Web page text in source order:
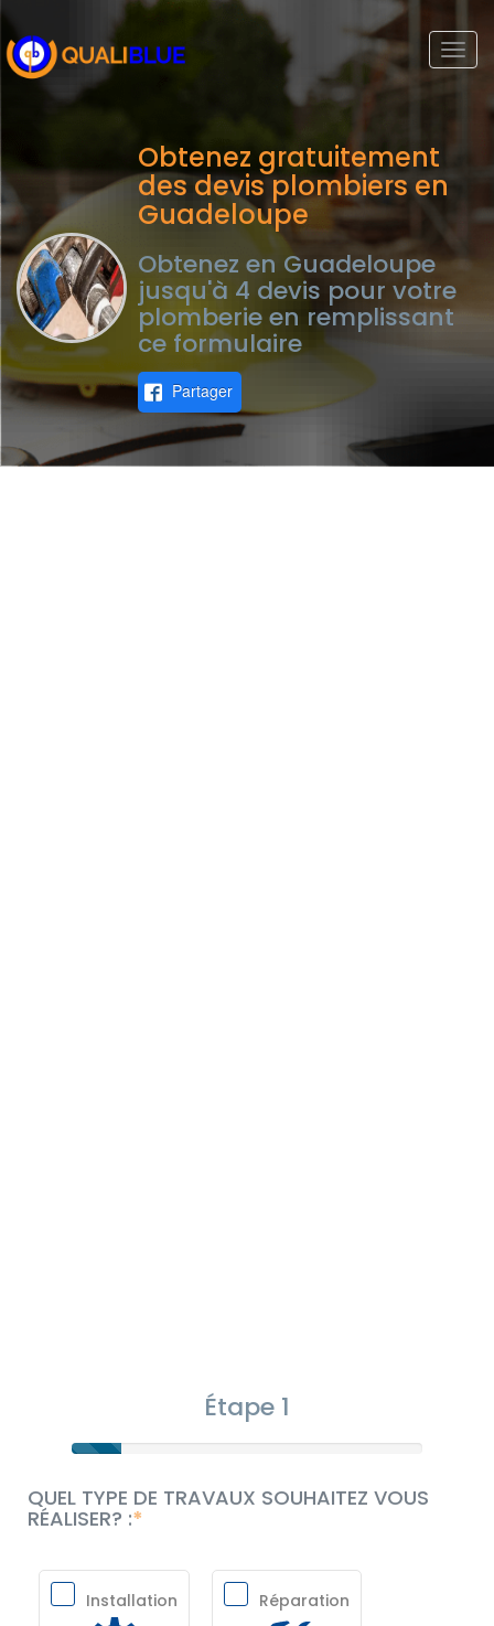
Obtenez gratuitement
des devis plombiers en
Guadeloupe
Obtenez en Guadeloupe
jusqu'à 4 devis pour votre
plomberie en remplissant
ce formulaire
Partager
Étape 1
QUEL TYPE DE TRAVAUX SOUHAITEZ VOUS
RÉALISER? :
Installation Réparation